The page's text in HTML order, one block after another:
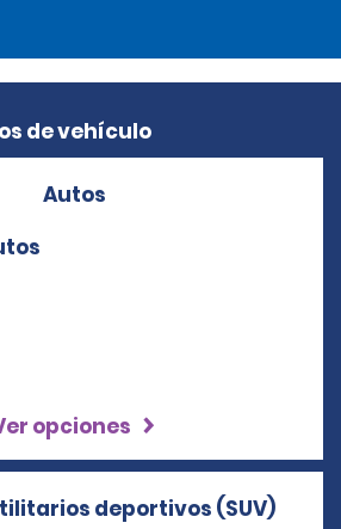
de vehículo
Autos
opciones
deportivos (SUV)